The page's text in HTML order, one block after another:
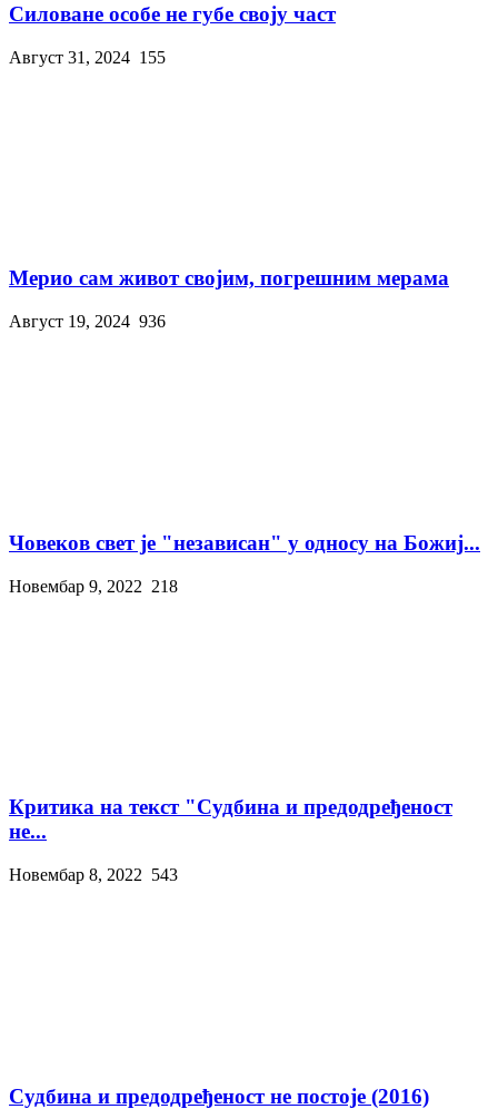
Силоване особе не губе своју част
Август 31, 2024 155
Мерио сам живот својим, погрешним мерама
Август 19, 2024 936
Човеков свет је "независан" у односу на Божиј...
Новембар 9, 2022 218
Критика на текст "Судбина и предодређеност
не...
Новембар 8, 2022 543
Судбина и предодређеност не постоје (2016)